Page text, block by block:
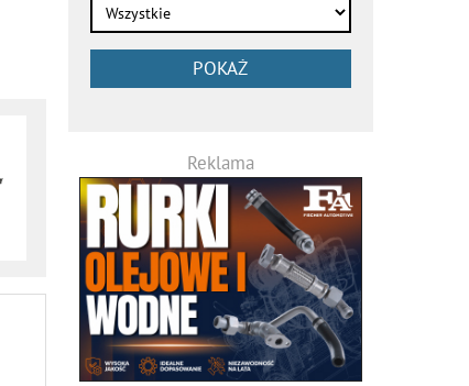
POKAŻ
Reklama